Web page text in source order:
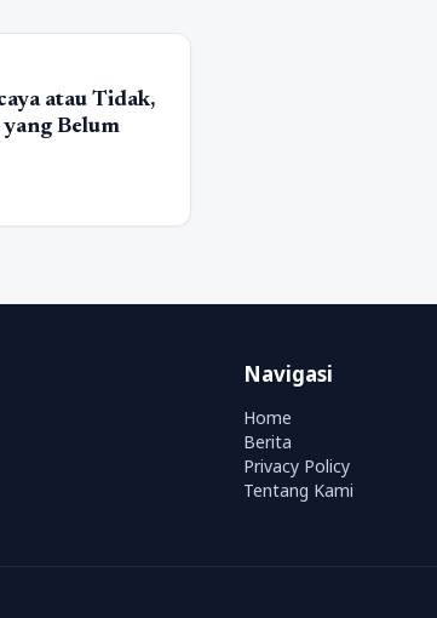
atau Tidak,
Belum
Navigasi
Home
Berita
Privacy Policy
Tentang Kami